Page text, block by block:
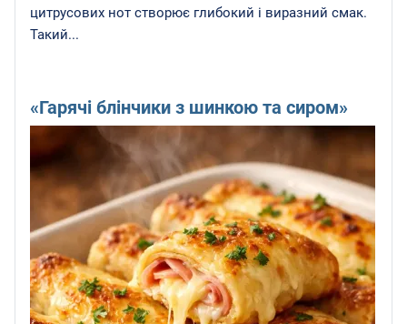
цитрусових нот створює глибокий і виразний смак.
Такий...
«Гарячі блінчики з шинкою та сиром»